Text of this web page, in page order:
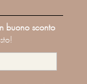
buono sconto